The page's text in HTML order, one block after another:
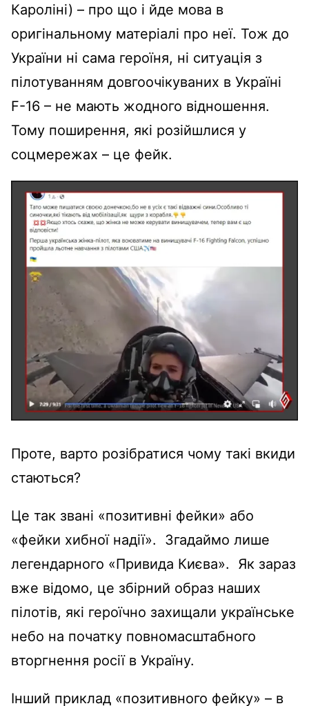
Кароліні) – про що і йде мова в
оригінальному матеріалі про неї. Тож до
України ні сама героїня, ні ситуація з
пілотуванням довгоочікуваних в Україні
F-16 – не мають жодного відношення.
Тому поширення, які розійшлися у
соцмережах – це фейк.
Проте, варто розібратися чому такі вкиди
стаються?
Це так звані «позитивні фейки» або
«фейки хибної надії». Згадаймо лише
легендарного «Привида Києва». Як зараз
вже відомо, це збірний образ наших
пілотів, які героїчно захищали українське
небо на початку повномасштабного
вторгнення росії в Україну.
Інший приклад «позитивного фейку» – в